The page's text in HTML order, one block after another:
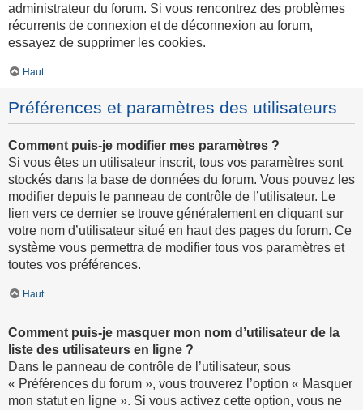
administrateur du forum. Si vous rencontrez des problèmes
récurrents de connexion et de déconnexion au forum,
essayez de supprimer les cookies.
Haut
Préférences et paramètres des utilisateurs
Comment puis-je modifier mes paramètres ?
Si vous êtes un utilisateur inscrit, tous vos paramètres sont
stockés dans la base de données du forum. Vous pouvez les
modifier depuis le panneau de contrôle de l’utilisateur. Le
lien vers ce dernier se trouve généralement en cliquant sur
votre nom d’utilisateur situé en haut des pages du forum. Ce
système vous permettra de modifier tous vos paramètres et
toutes vos préférences.
Haut
Comment puis-je masquer mon nom d’utilisateur de la
liste des utilisateurs en ligne ?
Dans le panneau de contrôle de l’utilisateur, sous
« Préférences du forum », vous trouverez l’option « Masquer
mon statut en ligne ». Si vous activez cette option, vous ne